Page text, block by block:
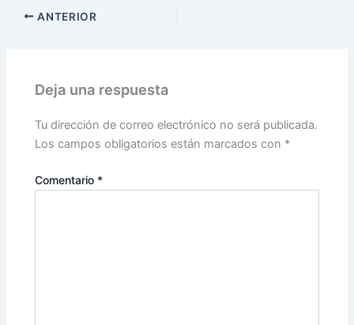
ANTERIOR
Deja una respuesta
Tu dirección de correo electrónico no será publicada.
Los campos obligatorios están marcados con *
Comentario *